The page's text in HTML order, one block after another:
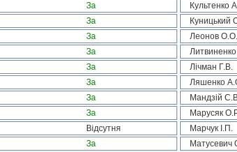
За Культенко
За Куницький
За Леонов О.О.
За
За Лічман Г.В.
За Ляшенко
За Мандзій
За Марусяк
Відсутня Марчук І.П.
За Матусевич